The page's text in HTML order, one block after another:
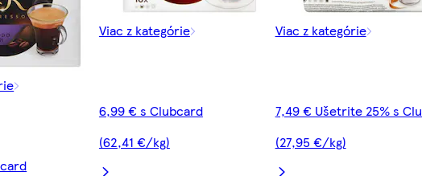
Viac z kategórie
6,99 € s Clubcard
(62,41 €/kg)
Viac z kategórie
7,49 € Ušetrite 25% s
(27,95 €/kg)